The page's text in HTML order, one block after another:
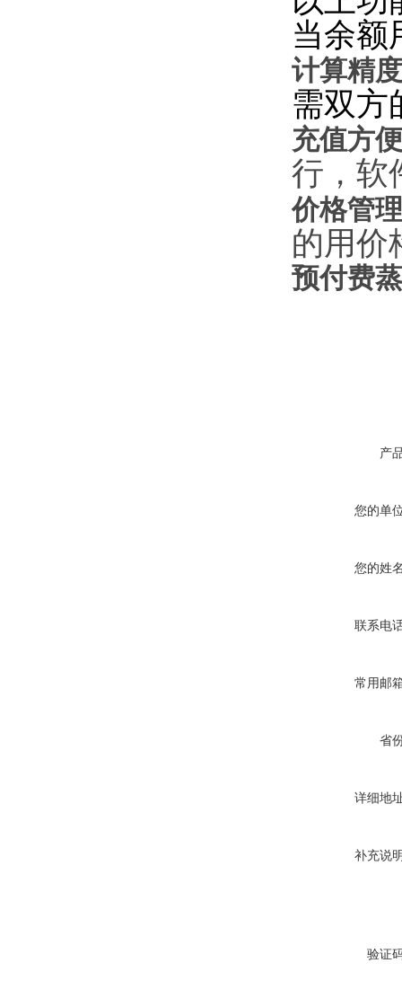
当余额
计算精
需双方
充值方便
行，软
价格管
的用价
预付费
产
您的单
您的姓
联系电
常用邮
省
详细地
补充说
验证